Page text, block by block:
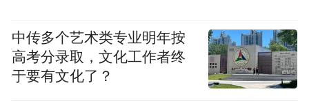
中传多个艺术类专业明年按
高考分录取，文化工作者终
于要有文化了？